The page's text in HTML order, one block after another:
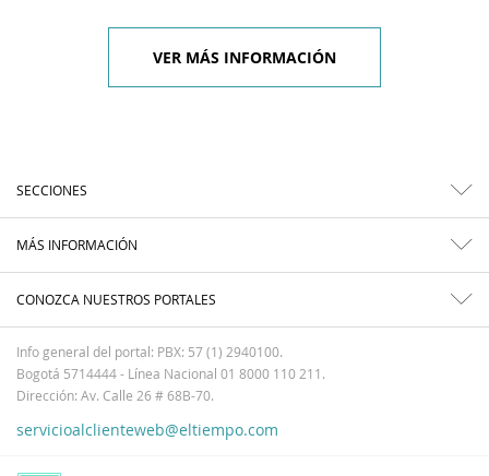
VER MÁS INFORMACIÓN
SECCIONES
MÁS INFORMACIÓN
CONOZCA NUESTROS PORTALES
Info general del portal: PBX: 57 (1) 2940100.
Bogotá 5714444 - Línea Nacional 01 8000 110 211.
Dirección: Av. Calle 26 # 68B-70.
servicioalclienteweb@eltiempo.com